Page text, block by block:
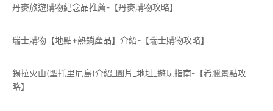
丹麥旅遊購物紀念品推薦-【丹麥購物攻略】
瑞士購物【地點+熱銷產品】介紹-【瑞士購物攻略】
錫拉火山(聖托里尼島)介紹_圖片_地址_遊玩指南-【希臘景點攻
略】